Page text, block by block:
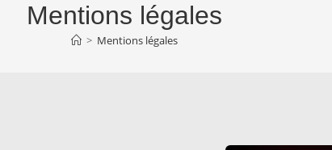
Mentions légales
> Mentions légales